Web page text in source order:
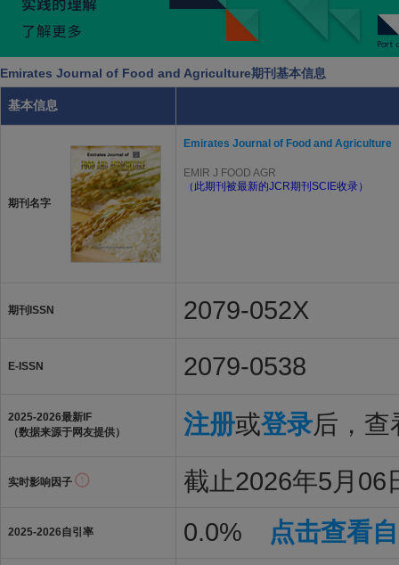
Emirates Journal of Food and Agriculture期刊基本信息
基本信息
期刊名字
Emirates Journal of Food and Agriculture
EMIR J FOOD AGR
（此期刊被最新的JCR期刊SCIE收录）
期刊ISSN 2079-052X
E-ISSN 2079-0538
2025-2026最新IF
（数据来源于网友提供）
注册或登录后，查
实时影响因子 截止2026年5月06
2025-2026自引率 0.0% 点击查看